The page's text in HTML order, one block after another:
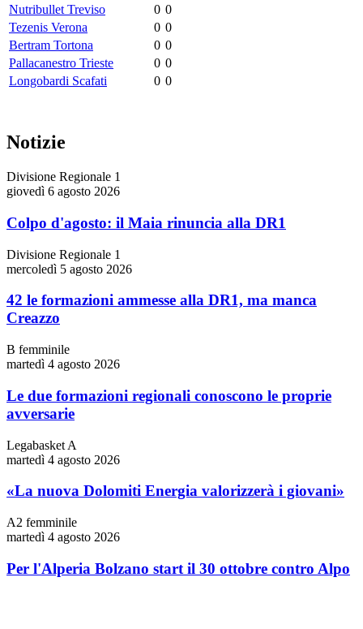
Nutribullet Treviso
0 0
Tezenis Verona
0 0
Bertram Tortona
0 0
Pallacanestro Trieste
0 0
Longobardi Scafati
0 0
Notizie
Divisione Regionale 1
giovedì 6 agosto 2026
Colpo d'agosto: il Maia rinuncia alla DR1
Divisione Regionale 1
mercoledì 5 agosto 2026
42 le formazioni ammesse alla DR1, ma manca
Creazzo
B femminile
martedì 4 agosto 2026
Le due formazioni regionali conoscono le proprie
avversarie
Legabasket A
martedì 4 agosto 2026
«La nuova Dolomiti Energia valorizzerà i giovani»
A2 femminile
martedì 4 agosto 2026
Per l'Alperia Bolzano start il 30 ottobre contro Alpo